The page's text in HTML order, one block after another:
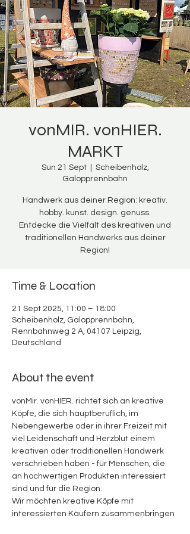
vonMIR. vonHIER.
MARKT
Sun 21 Sept
  |
Scheibenholz,
Galopprennbahn
Handwerk aus deiner Region: kreativ.
hobby. kunst. design. genuss.
Entdecke die Vielfalt des kreativen und
traditionellen Handwerks aus deiner
Region!
Time & Location
21 Sept 2025, 11:00 – 18:00
Scheibenholz, Galopprennbahn,
Rennbahnweg 2 A, 04107 Leipzig,
Deutschland
About the event
vonMir. vonHIER. richtet sich an kreative
Köpfe, die sich hauptberuflich, im
Nebengewerbe oder in ihrer Freizeit mit
viel Leidenschaft und Herzblut einem
kreativen oder traditionellen Handwerk
verschrieben haben - für Menschen, die
an hochwertigen Produkten interessiert
sind und für die Region.
Wir möchten kreative Köpfe mit
interessierten Käufern zusammenbringen